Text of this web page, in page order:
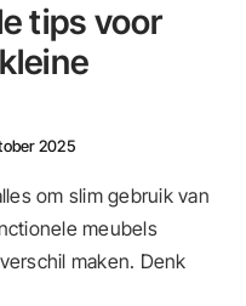
tips voor
2025
om slim gebruik van
meubels
maken. Denk